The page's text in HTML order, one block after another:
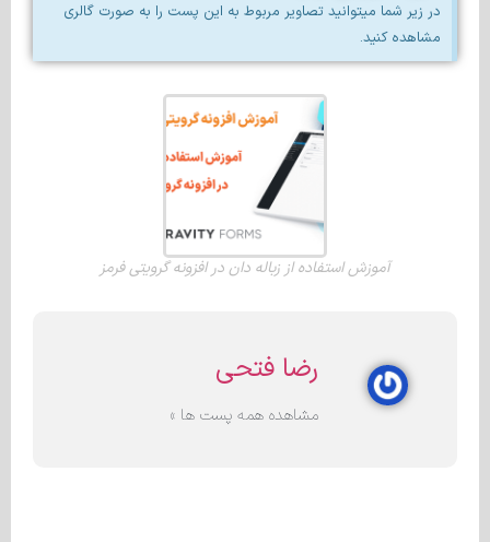
در زیر شما میتوانید تصاویر مربوط به این پست را به صورت گالری
مشاهده کنید.
آموزش استفاده از زباله دان در افزونه گرویتی فرمز
رضا فتحی
مشاهده همه پست ها »